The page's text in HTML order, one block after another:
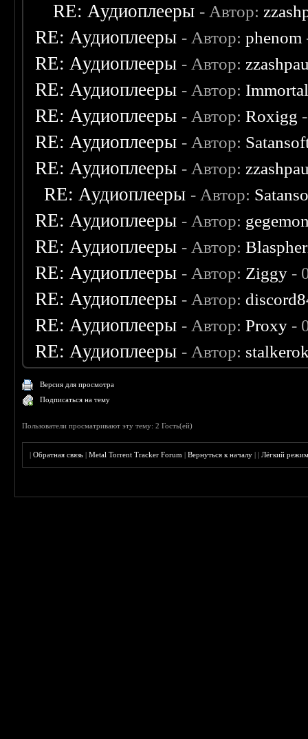
RE: Аудиоплееры - Автор:
RE: Аудиоплееры - Автор:phenom
RE: Аудиоплееры - Автор:
RE: Аудиоплееры - Автор:
RE: Аудиоплееры - Автор:Roxigg
RE: Аудиоплееры - Автор:
RE: Аудиоплееры - Автор:
RE: Аудиоплееры - Автор:
RE: Аудиоплееры - Автор:
RE: Аудиоплееры - Автор:
RE: Аудиоплееры - Автор: Ziggy -
RE: Аудиоплееры - Автор:
RE: Аудиоплееры - Автор:Proxy -
RE: Аудиоплееры - Автор:
Версия для просмотра
Подписаться на тему
Пользователи просматривают эту тему: 2 Гость(ей)
|Обратная связь |Metal Torrent Tracker Forum |Вернуться к началу ||Лёгкий